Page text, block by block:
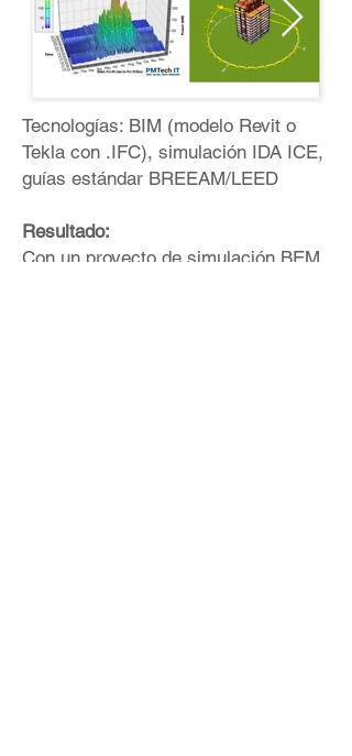
Tecnologías: BIM (modelo Revit o
Tekla con .IFC), simulación IDA ICE,
guías estándar BREEAM/LEED
Resultado:
Con un proyecto de simulación BEM,